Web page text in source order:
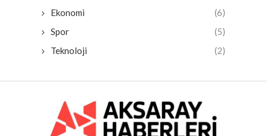
Ekonomi
(6)
Spor
(5)
Teknoloji
(2)